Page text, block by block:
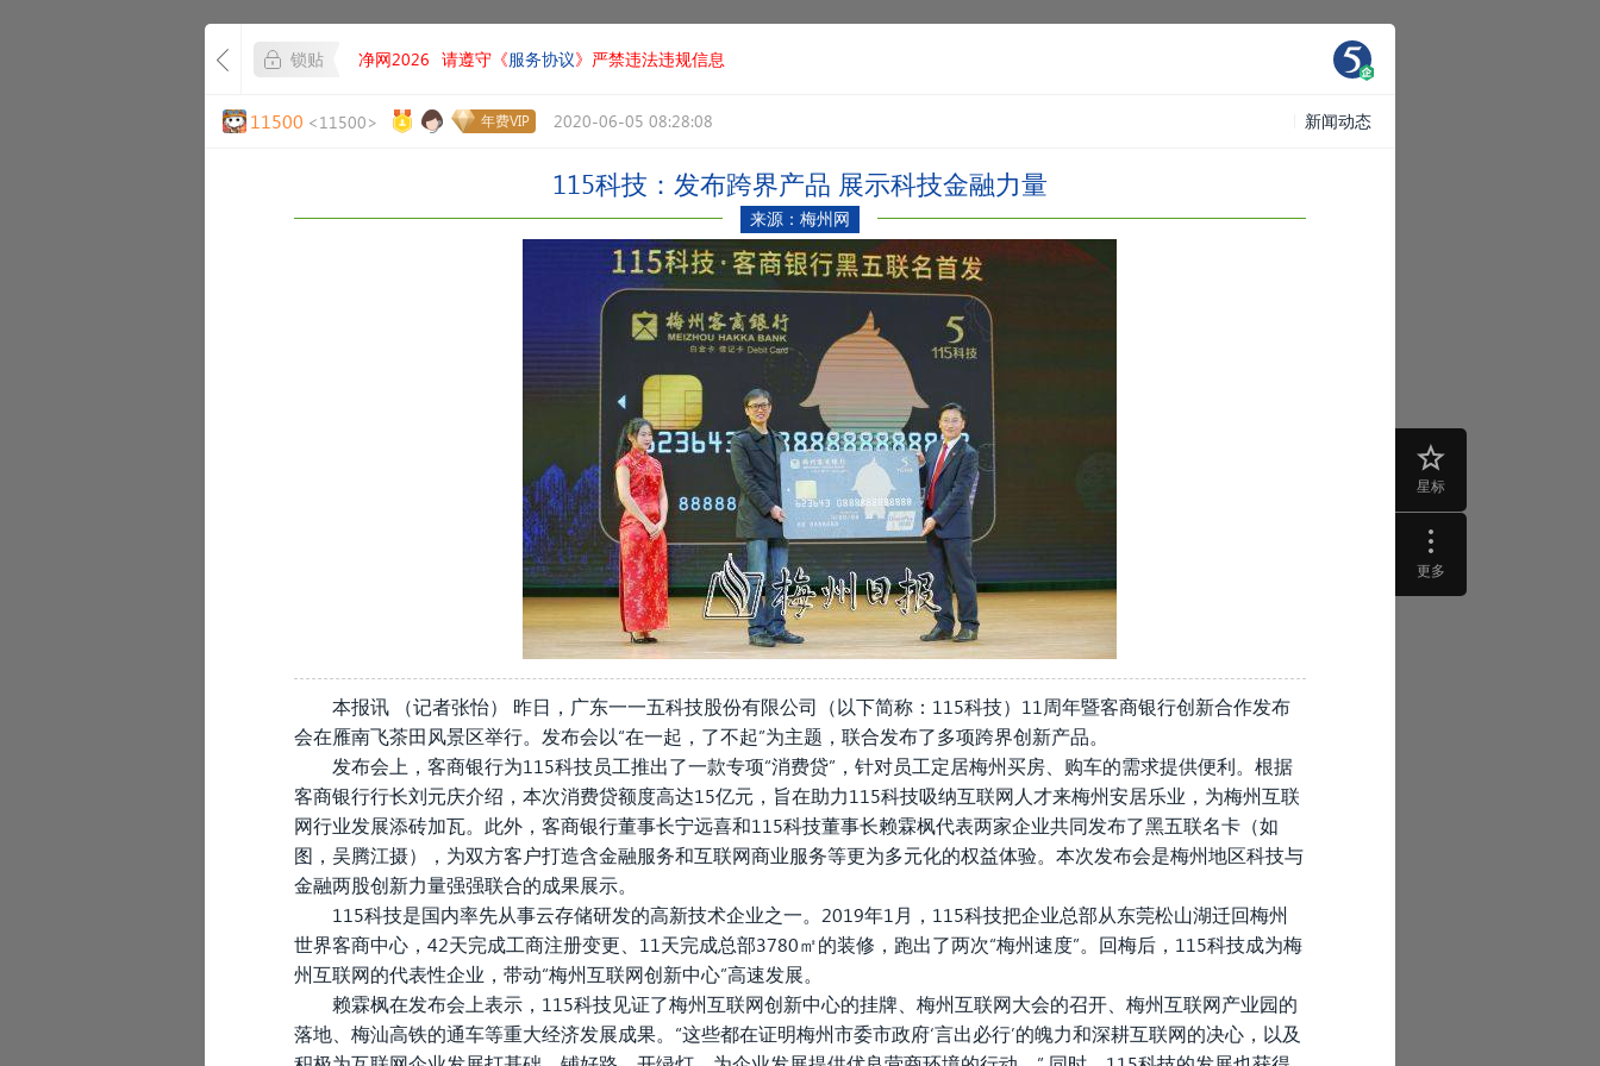
星标
更多
锁贴 净网2026 请遵守《服务协议》严禁违法违规信息
11500 <11500> 年费VIP 2020-06-05 08:28:08 新闻动态
115科技：发布跨界产品 展示科技金融力量
来源：梅州网
»
本报讯 （记者张怡） 昨日，广东一一五科技股份有限公司（以下简称：115科技）11周年暨客商银行创新合作发布
会在雁南飞茶田风景区举行。发布会以“在一起，了不起”为主题，联合发布了多项跨界创新产品。
发布会上，客商银行为115科技员工推出了一款专项“消费贷”，针对员工定居梅州买房、购车的需求提供便利。根据
客商银行行长刘元庆介绍，本次消费贷额度高达15亿元，旨在助力115科技吸纳互联网人才来梅州安居乐业，为梅州互联
网行业发展添砖加瓦。此外，客商银行董事长宁远喜和115科技董事长赖霖枫代表两家企业共同发布了黑五联名卡（如
图，吴腾江摄），为双方客户打造含金融服务和互联网商业服务等更为多元化的权益体验。本次发布会是梅州地区科技与
金融两股创新力量强强联合的成果展示。
115科技是国内率先从事云存储研发的高新技术企业之一。2019年1月，115科技把企业总部从东莞松山湖迁回梅州
世界客商中心，42天完成工商注册变更、11天完成总部3780㎡的装修，跑出了两次“梅州速度”。回梅后，115科技成为梅
州互联网的代表性企业，带动“梅州互联网创新中心”高速发展。
赖霖枫在发布会上表示，115科技见证了梅州互联网创新中心的挂牌、梅州互联网大会的召开、梅州互联网产业园的
落地、梅汕高铁的通车等重大经济发展成果。“这些都在证明梅州市委市政府‘言出必行’的魄力和深耕互联网的决心，以及